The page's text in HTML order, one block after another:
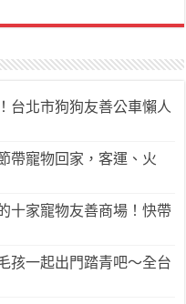
台北市狗狗友善公車懶人
帶寵物回家，客運、火
十家寵物友善商場！快帶
孩一起出門踏青吧～全台